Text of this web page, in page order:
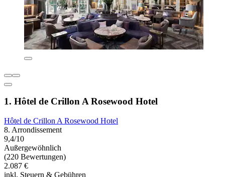
1. Hôtel de Crillon A Rosewood Hotel
Hôtel de Crillon A Rosewood Hotel
8. Arrondissement
9,4/10
Außergewöhnlich
(220 Bewertungen)
2.087 €
inkl. Steuern & Gebühren